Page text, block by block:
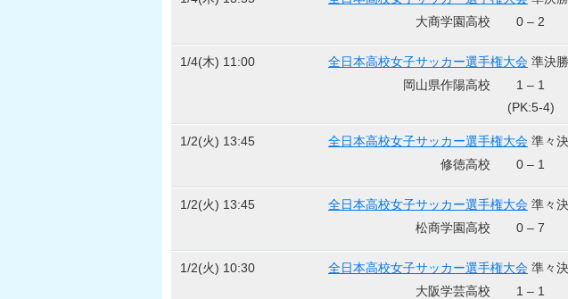
大商学園高校
0 – 2
1/4(木) 11:00 全日本高校女子サッカー選手権大会 準決
岡山県作陽高校
1 – 1
(PK:5-4)
1/2(火) 13:45 全日本高校女子サッカー選手権大会 準々
修徳高校
0 – 1
1/2(火) 13:45 全日本高校女子サッカー選手権大会 準々
松商学園高校
0 – 7
1/2(火) 10:30 全日本高校女子サッカー選手権大会 準々
大阪学芸高校
1 – 1